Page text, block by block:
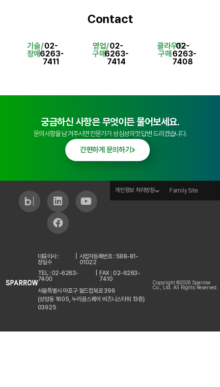
Contact
기술/
장애
02-
6263-
7411
영업/
구매
02-
6263-
7414
클라우드
구매
02-
6263-
7408
궁금하신 사항은 무엇이든 물어보세요.
문의사항을 남겨주시면 전문가가 성심성의껏 답변 드리겠습니다.
간편하게 문의하기
개인정보 처리방침 Family Site
대표이사 :
장일수
사업자등록번호 : 588-81-
01022
TEL : 02-6263-
7400
FAX : 02-6263-
7410
서울특별시 마포구 월드컵북로 396
(상암동 1605, 누리꿈스퀘어 비즈니스타워 13층)
03925
Copyright ©2026 Sparrow
Co., Ltd. All Rights Reserved.